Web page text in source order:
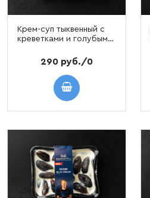
Крем-суп тыквенный с
креветками и голубым
290 руб./0